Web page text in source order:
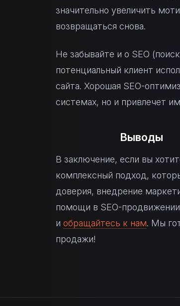
значительно увеличить
возвращаться снова.
Не забывайте и о SEO
потенциальный клиент
сайта. Хорошая SEO-
системах, но и привлечет
Выводы
В заключение, если вы
комплексный подход,
доверия, внедрение
помощи в SEO-продвижении
и обращайтесь к нам. Мы
продажи!